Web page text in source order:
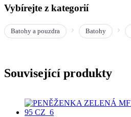
Vybírejte z kategorií
Batohy a pouzdra Batohy
Související produkty